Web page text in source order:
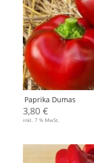
Paprika Dumas
3,80 €
inkl. 7 % MwSt.